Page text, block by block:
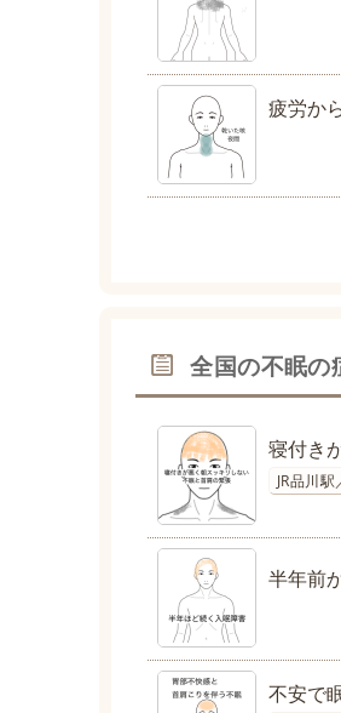
疲労か
全国の不眠の
寝付き
JR品川
半年前
不安で